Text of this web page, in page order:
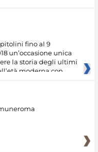
fino al 9
un’occasione unica
la storia degli ultimi
moderna con